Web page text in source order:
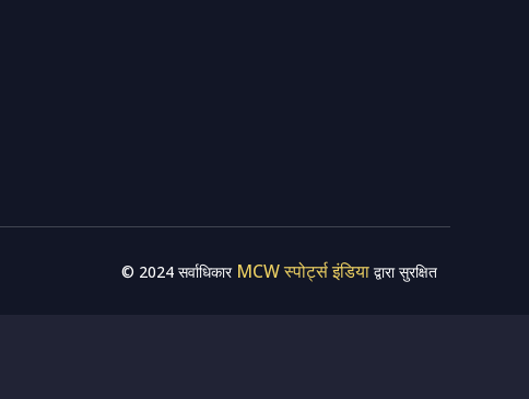
© 2024 सर्वाधिकार MCW स्पोर्ट्स इंडिया द्वारा सुरक्षित